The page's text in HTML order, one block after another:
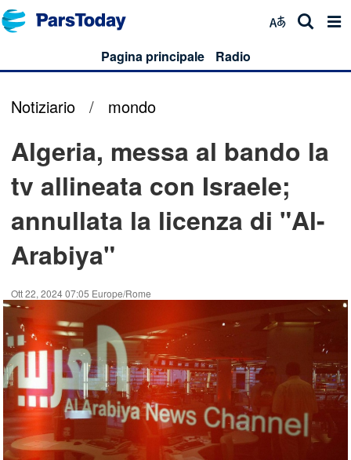
Pagina principale Radio
Notiziario / mondo
Algeria, messa al bando la
tv allineata con Israele;
annullata la licenza di "Al-
Arabiya"
Ott 22, 2024 07:05 Europe/Rome